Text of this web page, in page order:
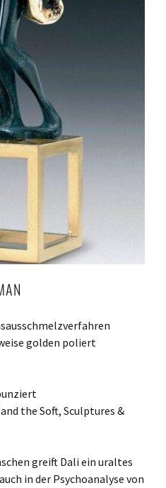
golden poliert
the Soft, Sculptures &
greift Dali ein uraltes
in der Psychoanalyse von